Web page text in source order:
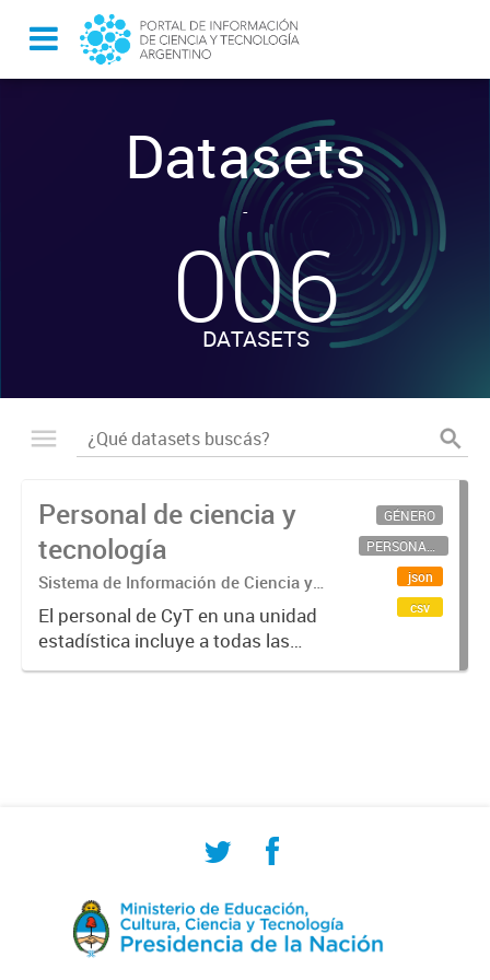
Datasets
-
006
DATASETS
Personal de ciencia y
tecnología
Sistema de Información de Ciencia y
Tecnología Argentino (SICYTAR)
El personal de CyT en una unidad
estadística incluye a todas las
personas involucradas
GÉNERO
PERSONAL CIENTÍFICO-TECNOLÓGICO
json
csv